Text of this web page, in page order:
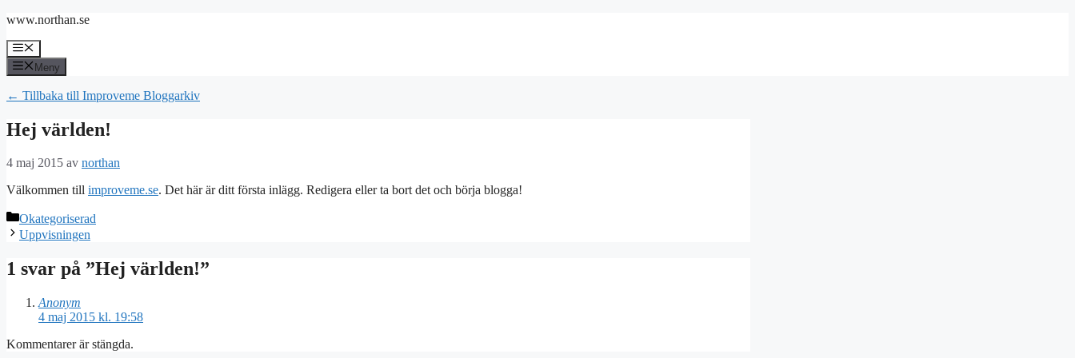
Hoppa
innehåll
www.northan.se
Meny
Meny
← Tillbaka till Improveme Bloggarkiv
Hej världen!
4 maj 2015 av northan
Välkommen till improveme.se. Det här är ditt första inlägg. Redigera eller ta bort det och börja blogga!
Kategorier
Okategoriserad
Uppvisningen
1 svar på ”Hej världen!”
Anonym
4 maj 2015 kl. 19:58
Kommentarer är stängda.